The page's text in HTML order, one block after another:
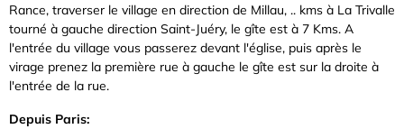
Rance, traverser le village en direction de Millau, .. kms à La Trivalle
tourné à gauche direction Saint-Juéry, le gîte est à 7 Kms. A
l'entrée du village vous passerez devant l'église, puis après le
virage prenez la première rue à gauche le gîte est sur la droite à
l'entrée de la rue.
Depuis Paris: